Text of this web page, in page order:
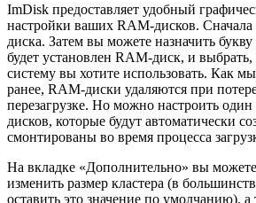
ImDisk предоставляет удобный
настройки ваших RAM-дисков. Сначала
диска. Затем вы можете назначить
будет установлен RAM-диск, и
систему вы хотите использовать. Как
ранее, RAM-диски удаляются при
перезагрузке. Но можно настроить
дисков, которые будут автоматически
смонтированы во время процесса
На вкладке «Дополнительно» вы
изменить размер кластера (в
оставить это значение по умолчанию), а